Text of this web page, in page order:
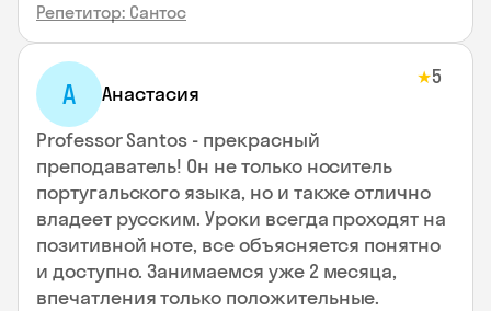
Репетитор: Сантос
А Анастасия
★5
Professor Santos - прекрасный
преподаватель! Он не только носитель
португальского языка, но и также отлично
владеет русским. Уроки всегда проходят на
позитивной ноте, все объясняется понятно
и доступно. Занимаемся уже 2 месяца,
впечатления только положительные.